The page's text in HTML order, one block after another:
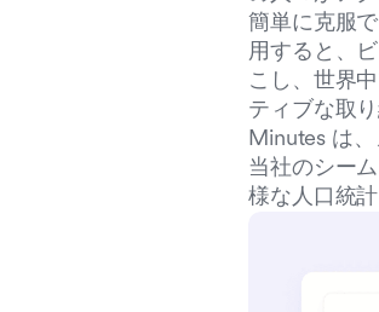
簡単に克服
用すると、
こし、世界
ティブな取
Minutes は
当社のシー
様な人口統